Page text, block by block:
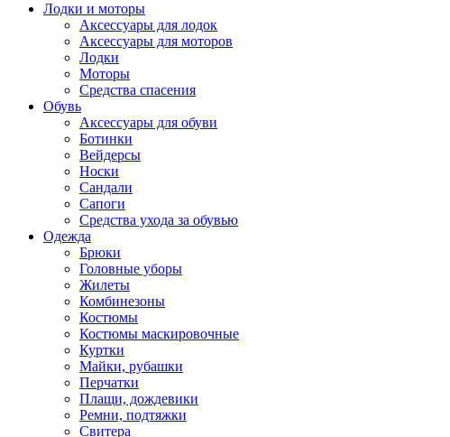
Лодки и моторы
Аксессуары для лодок
Аксессуары для моторов
Лодки
Моторы
Средства спасения
Обувь
Аксессуары для обуви
Ботинки
Вейдерсы
Носки
Сандали
Сапоги
Средства ухода за обувью
Одежда
Брюки
Головные уборы
Жилеты
Комбинезоны
Костюмы
Костюмы маскировочные
Куртки
Майки, рубашки
Перчатки
Плащи, дождевики
Ремни, подтяжки
Свитера